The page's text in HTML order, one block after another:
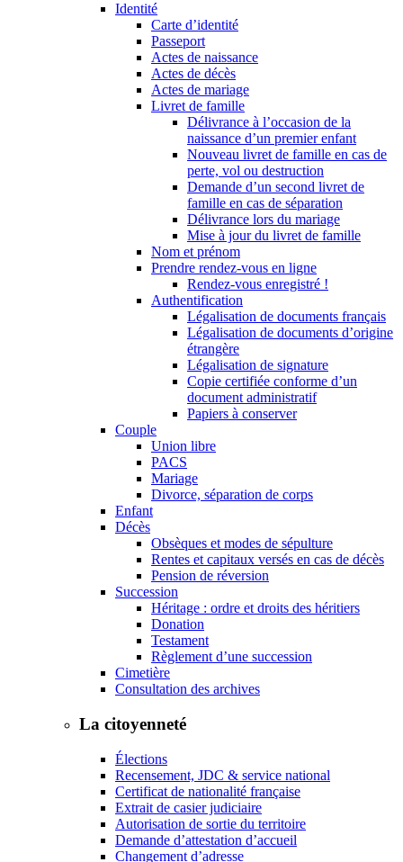
Identité
Carte d’identité
Passeport
Actes de naissance
Actes de décès
Actes de mariage
Livret de famille
Délivrance à l’occasion de la
naissance d’un premier enfant
Nouveau livret de famille en cas de
perte, vol ou destruction
Demande d’un second livret de
famille en cas de séparation
Délivrance lors du mariage
Mise à jour du livret de famille
Nom et prénom
Prendre rendez-vous en ligne
Rendez-vous enregistré !
Authentification
Légalisation de documents français
Légalisation de documents d’origine
étrangère
Légalisation de signature
Copie certifiée conforme d’un
document administratif
Papiers à conserver
Couple
Union libre
PACS
Mariage
Divorce, séparation de corps
Enfant
Décès
Obsèques et modes de sépulture
Rentes et capitaux versés en cas de décès
Pension de réversion
Succession
Héritage : ordre et droits des héritiers
Donation
Testament
Règlement d’une succession
Cimetière
Consultation des archives
La citoyenneté
Élections
Recensement, JDC & service national
Certificat de nationalité française
Extrait de casier judiciaire
Autorisation de sortie du territoire
Demande d’attestation d’accueil
Changement d’adresse